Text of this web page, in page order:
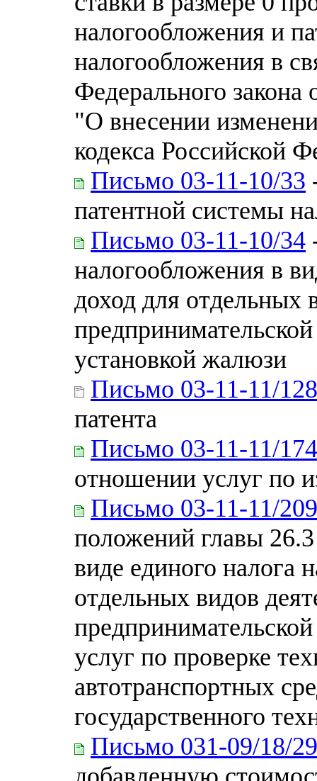
налогообложения и
налогообложения в
Федерального
"О внесении
кодекса Российской
Письмо 03-11-10/33
патентной системы
Письмо 03-11-10/34
налогообложения в
доход для отдельных
установкой жалюзи
Письмо 03-11-11/128
патента
Письмо 03-11-11/174
отношении услуг по
Письмо 03-11-11/209
положений главы
виде единого налога
отдельных видов
услуг по проверке
автотранспортных
государственного
Письмо 031-09/18/